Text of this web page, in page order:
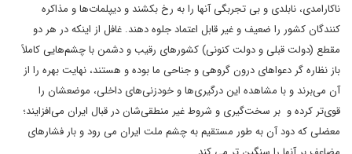
ناکارامدی، نابلدی و بی تجربگی آنها را به رخ بکشند و دیپلمات‌ها و مذاکره
کنندگان کشور را ضعیف و غیر قابل اعتماد جلوه دهند. غافل از اینکه در هر دو
مقطع (دولت قبلی و دولت کنونی) کشورهای رقیب و دشمن با چشم‌هایی کاملاً
باز نظاره گر دعواهای درون گروهی و جناحی ما بوده و هستند، نهایت بهره را از
آن می‌برند و با مشاهده این درگیری‌ها و خودزنی‌های داخلی، موضعشان را
قوی‌تر کرده و بر سخت‌گیری و شروط غیر منطقی‌شان در قبال ایران می‌افزایند؛
معضلی که دود آن به طور مستقیم به چشم ملت ایران می رود و بار فشارهای